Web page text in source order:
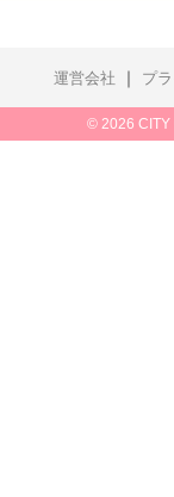
運営会社 ｜ プ
© 2026 CITY